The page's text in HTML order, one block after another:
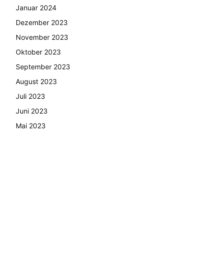
Januar 2024
Dezember 2023
November 2023
Oktober 2023
September 2023
August 2023
Juli 2023
Juni 2023
Mai 2023